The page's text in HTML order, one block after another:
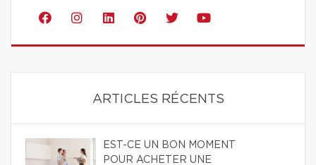
ARTICLES RÉCENTS
EST-CE UN BON MOMENT
POUR ACHETER UNE